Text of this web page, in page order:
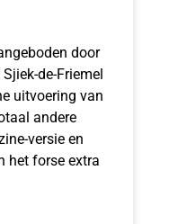
door
de-Friemel
uitvoering van
andere
versie en
het forse extra